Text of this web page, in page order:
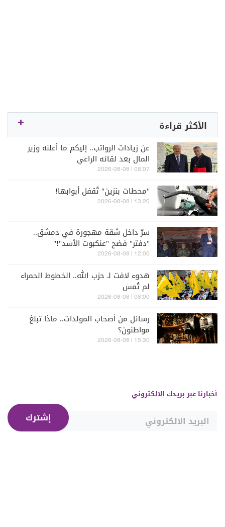
الأكثر قراءة
عن زيادات الرواتب.. إليكم ما أعلنه وزير
المال بعد لقائه الراعي
08:07 | 2026-08-08
"محطات بنزين" تُقفل أبوابها!
13:20 | 2026-08-08
سرّ داخل شقة مهجورة في دمشق..
"دفتر" فضح "عنكبوت الأسد"!"
12:00 | 2026-08-08
هدوء لافت لـ حزب الله.. الخطوط الحمراء
لم تُمس
08:00 | 2026-08-08
رسائل من أصحاب المولدات.. ماذا تبلغ
مواطنون؟
15:30 | 2026-08-08
أخبارنا عبر بريدك الالكتروني
إشترك